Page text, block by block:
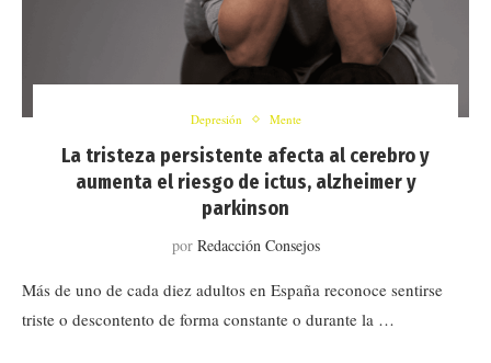
Depresión Mente
La tristeza persistente afecta al cerebro y
aumenta el riesgo de ictus, alzheimer y
parkinson
por Redacción Consejos
Más de uno de cada diez adultos en España reconoce sentirse
triste o descontento de forma constante o durante la …